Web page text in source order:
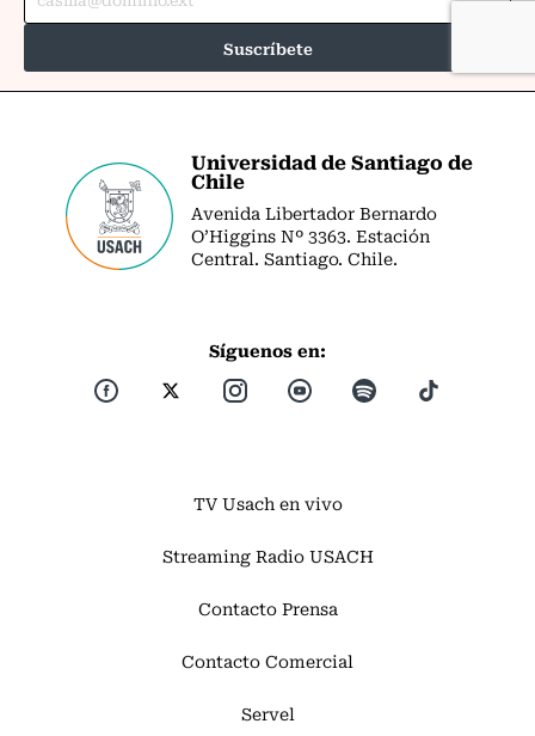
Universidad de Santiago de
Chile
Avenida Libertador Bernardo
O’Higgins Nº 3363. Estación
Central. Santiago. Chile.
Síguenos en:
TV Usach en vivo
Streaming Radio USACH
Contacto Prensa
Contacto Comercial
Servel